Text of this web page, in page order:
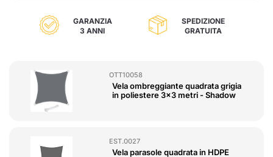
GARANZIA
3 ANNI
SPEDIZIONE
GRATUITA
OTT10058
Vela ombreggiante quadrata grigia
in poliestere 3x3 metri - Shadow
EST.0027
Vela parasole quadrata in HDPE